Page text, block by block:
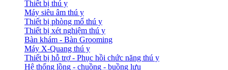
Thiết bị thú y
Máy siêu âm thú y
Thiết bị phòng mổ thú y
Thiết bị xét nghiệm thú y
Bàn khám - Bàn Grooming
Máy X-Quang thú y
Thiết bị hỗ trợ - Phục hồi chức năng thú y
Hệ thống lồng - chuồng - buồng lưu